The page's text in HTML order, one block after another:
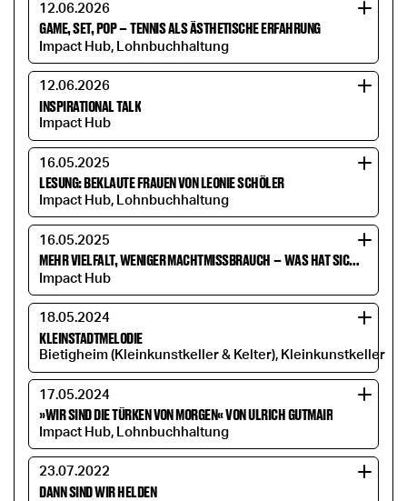
12.06.2026
GAME, SET, POP–TENNIS ALS ÄSTHETISCHE ERFAHRUNG
Impact Hub, Lohnbuchhaltung
12.06.2026
INSPIRATIONAL TALK
Impact Hub
16.05.2025
LESUNG: BEKLAUTE FRAUEN VON LEONIE SCHÖLER
Impact Hub, Lohnbuchhaltung
16.05.2025
MEHR VIELFALT, WENIGER MACHTMISSBRAUCH –WAS HAT SICH SEIT ROW ZERO WIRKLICH VERÄNDERT?
Impact Hub
18.05.2024
KLEINSTADTMELODIE
Bietigheim (Kleinkunstkeller & Kelter), Kleinkunstkeller
17.05.2024
»WIR SIND DIE TÜRKEN VON MORGEN« VON ULRICH GUTMAIR
Impact Hub, Lohnbuchhaltung
23.07.2022
DANN SIND WIR HELDEN